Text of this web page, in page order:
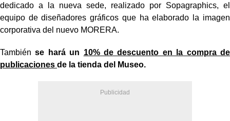
dedicado a la nueva sede, realizado por Sopagraphics, el
equipo de diseñadores gráficos que ha elaborado la imagen
corporativa del nuevo MORERA.
Tambiénse hará un 10% de descuento en la compra de
publicaciones de la tienda del Museo.